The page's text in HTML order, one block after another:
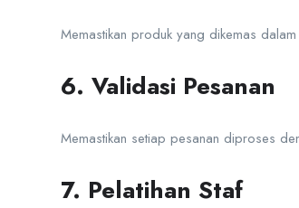
Memastikan produk yang dikemas
6. Validasi Pesanan
Memastikan setiap pesanan diproses
7. Pelatihan Staf